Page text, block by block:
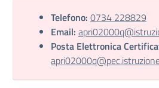
Telefono: 0734 228829
Email:
Posta Elettronica